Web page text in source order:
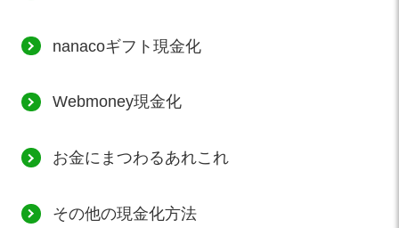
nanacoギフト現金化
Webmoney現金化
お金にまつわるあれこれ
その他の現金化方法